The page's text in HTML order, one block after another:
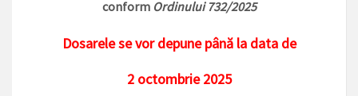
conform Ordinului 732/2025
Dosarele se vor depune până la data de
2 octombrie 2025